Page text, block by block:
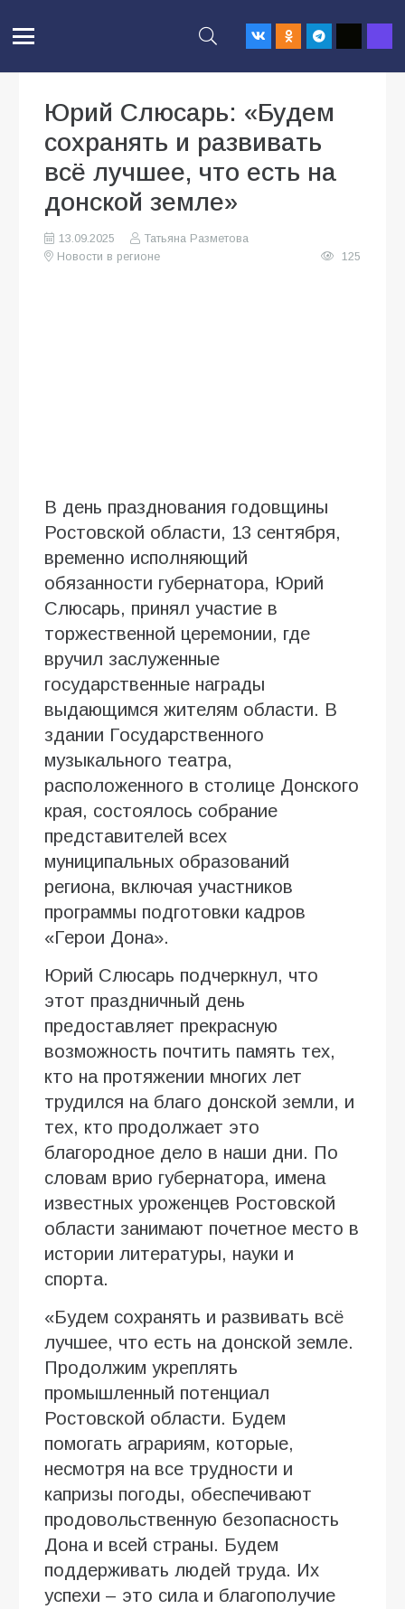
Юрий Слюсарь: «Будем
сохранять и развивать
всё лучшее, что есть на
донской земле»
13.09.2025
Татьяна Разметова
Новости в регионе
125
В день празднования годовщины
Ростовской области, 13 сентября,
временно исполняющий
обязанности губернатора, Юрий
Слюсарь, принял участие в
торжественной церемонии, где
вручил заслуженные
государственные награды
выдающимся жителям области. В
здании Государственного
музыкального театра,
расположенного в столице Донского
края, состоялось собрание
представителей всех
муниципальных образований
региона, включая участников
программы подготовки кадров
«Герои Дона».
Юрий Слюсарь подчеркнул, что
этот праздничный день
предоставляет прекрасную
возможность почтить память тех,
кто на протяжении многих лет
трудился на благо донской земли, и
тех, кто продолжает это
благородное дело в наши дни. По
словам врио губернатора, имена
известных уроженцев Ростовской
области занимают почетное место в
истории литературы, науки и
спорта.
«Будем сохранять и развивать всё
лучшее, что есть на донской земле.
Продолжим укреплять
промышленный потенциал
Ростовской области. Будем
помогать аграриям, которые,
несмотря на все трудности и
капризы погоды, обеспечивают
продовольственную безопасность
Дона и всей страны. Будем
поддерживать людей труда. Их
успехи – это сила и благополучие